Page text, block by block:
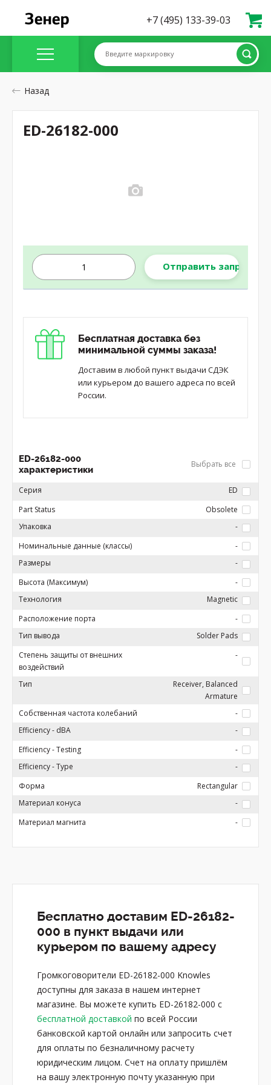
+7 (495) 133-39-03
Введите маркировку
Назад
Отправить запрос
Бесплатная доставка без
минимальной суммы заказа!
Доставим в любой пункт выдачи СДЭК
или курьером до вашего адреса по всей
России.
ED-26182-000
характеристики
Выбрать все
Серия
ED
Part Status
Obsolete
Упаковка
-
Номинальные данные (классы)
-
Размеры
-
Высота (Максимум)
-
Технология
Magnetic
Расположение порта
-
Тип вывода
Solder Pads
Степень защиты от внешних
воздействий
-
Тип
Receiver, Balanced
Armature
Собственная частота колебаний
-
Efficiency - dBA
-
Efficiency - Testing
-
Efficiency - Type
-
Форма
Rectangular
Материал конуса
-
Материал магнита
-
ED-26182-000
Бесплатно доставим ED-26182-
000 в пункт выдачи или
курьером по вашему адресу
Громкоговорители ED-26182-000 Knowles
доступны для заказа в нашем интернет
магазине. Вы можете купить ED-26182-000 с
бесплатной доставкой по всей России
банковской картой онлайн или запросить счет
для оплаты по безналичному расчету
юридическим лицом. Счет на оплату пришлём
на вашу электронную почту указанную при